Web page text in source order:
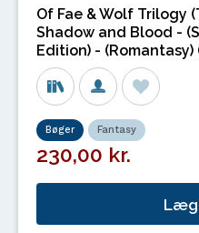
Of Fae & Wolf Trilogy
Shadow and Blood -
Edition) - (Romantasy)
Bøger Fantasy
230,00 kr.
Læg